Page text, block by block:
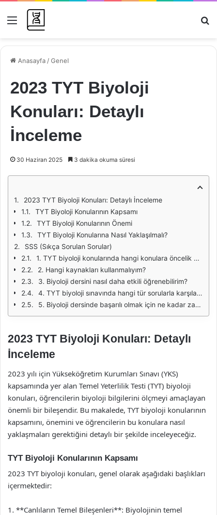
Menü
Anasayfa /Genel
2023 TYT Biyoloji
Konuları: Detaylı
İnceleme
30 Haziran 2025 3 dakika okuma süresi
2023 TYT Biyoloji Konuları: Detaylı İnceleme
TYT Biyoloji Konularının Kapsamı
TYT Biyoloji Konularının Önemi
TYT Biyoloji Konularına Nasıl Yaklaşılmalı?
SSS (Sıkça Sorulan Sorular)
1. TYT biyoloji konularında hangi konulara öncelik vermeliyim?
2. Hangi kaynakları kullanmalıyım?
3. Biyoloji dersini nasıl daha etkili öğrenebilirim?
4. TYT biyoloji sınavında hangi tür sorularla karşılaşırım?
5. Biyoloji dersinde başarılı olmak için ne kadar zaman ayırmalıyım?
2023 TYT Biyoloji Konuları: Detaylı
İnceleme
2023 yılı için Yükseköğretim Kurumları Sınavı (YKS)
kapsamında yer alan Temel Yeterlilik Testi (TYT) biyoloji
konuları, öğrencilerin biyoloji bilgilerini ölçmeyi amaçlayan
önemli bir bileşendir. Bu makalede, TYT biyoloji konularının
kapsamını, önemini ve öğrencilerin bu konulara nasıl
yaklaşmaları gerektiğini detaylı bir şekilde inceleyeceğiz.
TYT Biyoloji Konularının Kapsamı
2023 TYT biyoloji konuları, genel olarak aşağıdaki başlıkları
içermektedir:
1. **Canlıların Temel Bileşenleri**: Biyolojinin temel